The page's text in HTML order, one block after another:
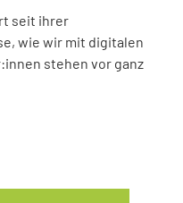
seit ihrer
wie wir mit digitalen
stehen vor ganz